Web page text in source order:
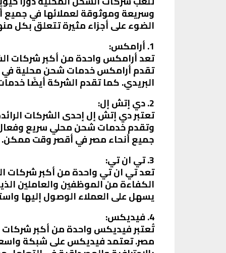
وسريعة وموثوقة لعملائها في جميع
الضوء على أجزاء مثيرة تتعلق بكل
1. أرامكس:
تقدم أرامكس خدمات شحن محلية في
البريدي. كما تقدم الشركة أيضًا
2. دي إتش إل:
تعتبر دي إتش إل إحدى الشركات
وتقدم خدمات شحن محلي سريع
جميع أنحاء مصر في أقصر وقت ممكن.
3. تي ان تي:
تعد تي ان تي واحدة من أكبر شركات
الكفاءة من الموظفين والعاملين
يسهل على العملاء الوصول إليها
4. فيديكس:
تُعتبر فيديكس واحدة من أكبر
مصر. تعتمد فيديكس على شبكة واسعة